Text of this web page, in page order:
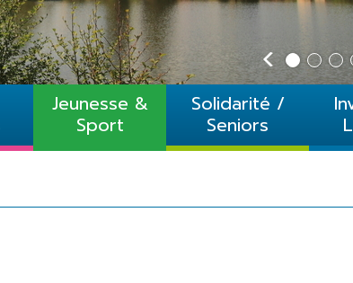
Jeunesse &
Sport
Solidarité /
Seniors